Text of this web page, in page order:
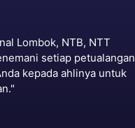
Lombok, NTB, NTT
setiap petualangan
kepada ahlinya untuk